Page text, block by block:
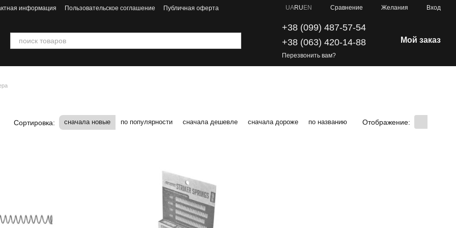
информация Пользовательское соглашение Публичная оферта UARU EN Сравнение Желания Вход
+38 (099) 487-57-54
+38 (063) 420-14-88
Перезвонить вам?
Мой заказ
Сортировка: сначала новые по популярности сначала дешевле сначала дороже по названию Отображение: